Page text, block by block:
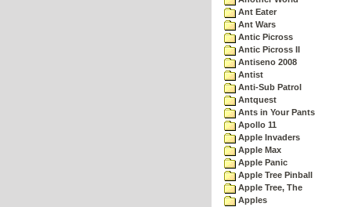
Ant Eater
Ant Wars
Antic Picross
Antic Picross II
Antiseno 2008
Antist
Anti-Sub Patrol
Antquest
Ants in Your Pants
Apollo 11
Apple Invaders
Apple Max
Apple Panic
Apple Tree Pinball
Apple Tree, The
Apples